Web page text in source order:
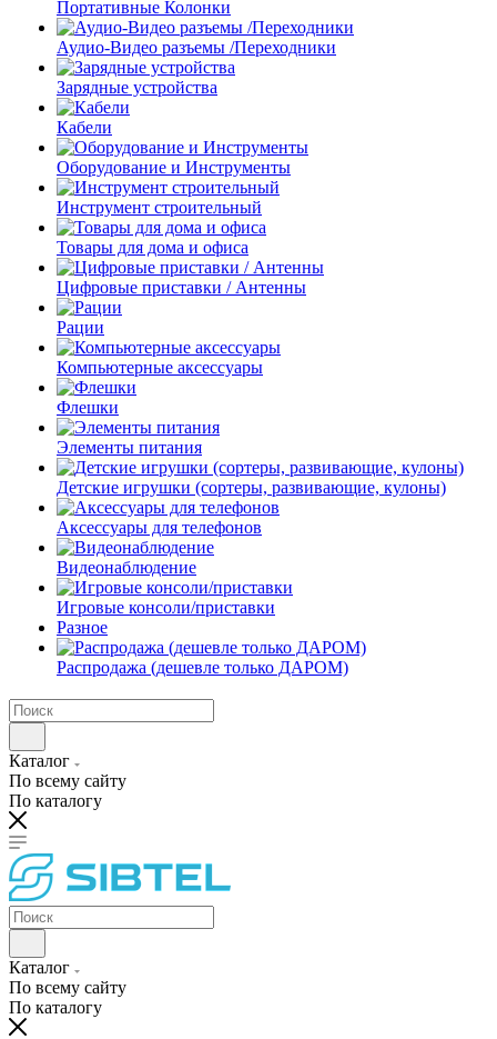
Портативные Колонки
Аудио-Видео разъемы /Переходники
Зарядные устройства
Кабели
Оборудование и Инструменты
Инструмент строительный
Товары для дома и офиса
Цифровые приставки / Антенны
Рации
Компьютерные аксессуары
Флешки
Элементы питания
Детские игрушки (сортеры, развивающие, кулоны)
Аксессуары для телефонов
Видеонаблюдение
Игровые консоли/приставки
Разное
Распродажа (дешевле только ДАРОМ)
Каталог
По всему сайту
По каталогу
Каталог
По всему сайту
По каталогу